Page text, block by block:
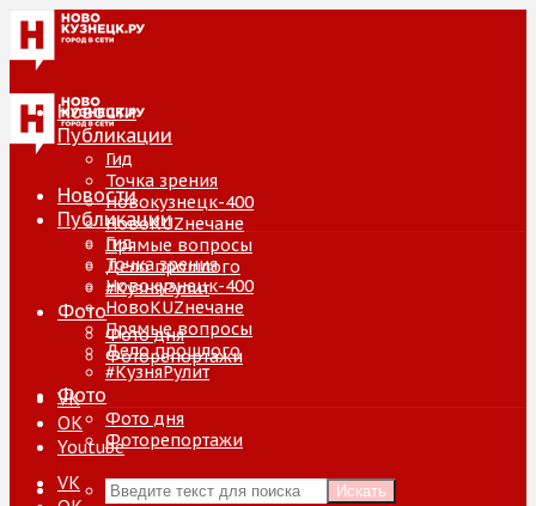
Новости
Публикации
Гид
Точка зрения
Новокузнецк-400
НовоKUZнечане
Прямые вопросы
Дело прошлого
#КузняРулит
Фото
Фото дня
Фоторепортажи
VK
ОК
Youtube
Искать
Новости
Публикации
Гид
Точка зрения
Новокузнецк-400
НовоKUZнечане
Прямые вопросы
Дело прошлого
#КузняРулит
Фото
Фото дня
Фоторепортажи
VK